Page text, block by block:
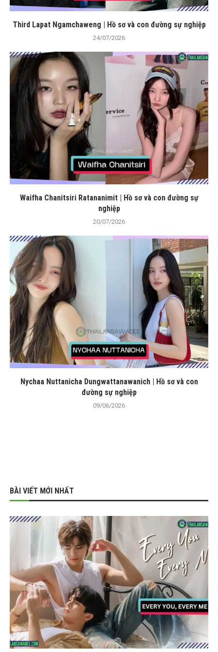
Third Lapat Ngamchaweng | Hồ sơ và con đường sự nghiệp
24/07/2026
Waifha Chanitsiri Ratananimit | Hồ sơ và con đường sự
nghiệp
20/07/2026
Nychaa Nuttanicha Dungwattanawanich | Hồ sơ và con
đường sự nghiệp
09/06/2026
BÀI VIẾT MỚI NHẤT